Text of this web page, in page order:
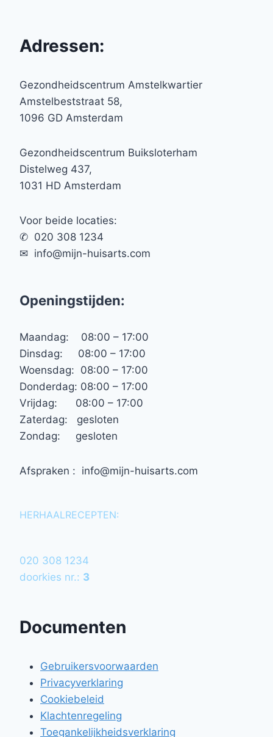
Adressen:
Gezondheidscentrum Amstelkwartier
Amstelbeststraat 58,
1096 GD Amsterdam
Gezondheidscentrum Buiksloterham
Distelweg 437,
1031 HD Amsterdam
Voor beide locaties:
✆ 020 308 1234
✉︎ info@mijn-huisarts.com
Openingstijden:
Maandag: 08:00 – 17:00
Dinsdag: 08:00 – 17:00
Woensdag: 08:00 – 17:00
Donderdag: 08:00 – 17:00
Vrijdag: 08:00 – 17:00
Zaterdag: gesloten
Zondag: gesloten
Afspraken : info@mijn-huisarts.com
HERHAALRECEPTEN:
020 308 1234
doorkies nr.: 3
Documenten
Gebruikersvoorwaarden
Privacyverklaring
Cookiebeleid
Klachtenregeling
Toegankelijkheidsverklaring